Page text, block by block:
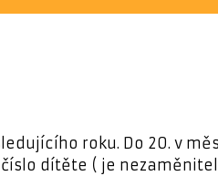
roku. Do 20. v
dítěte ( je